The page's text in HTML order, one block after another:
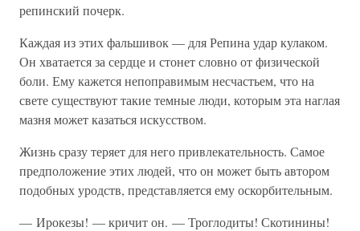
репинский почерк.
Каждая из этих фальшивок — для Репина удар кулаком.
Он хватается за сердце и стонет словно от физической
боли. Ему кажется непоправимым несчастьем, что на
свете существуют такие темные люди, которым эта наглая
мазня может казаться искусством.
Жизнь сразу теряет для него привлекательность. Самое
предположение этих людей, что он может быть автором
подобных уродств, представляется ему оскорбительным.
— Ирокезы! — кричит он. — Троглодиты! Скотинины!